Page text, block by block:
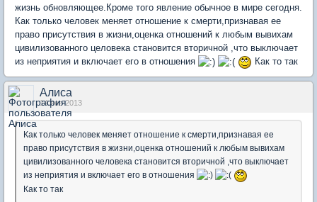
жизнь обновляющее.Кроме того явление обычное в мире сегодня.
Как только человек меняет отношение к смерти,признавая ее
право присутствия в жизни,оценка отношений к любым вывихам
цивилизованного целовека становится вторичной ,что выключает
из неприятия и включает его в отношения
Как то так
Алиса
14 янв 2013
Как только человек меняет отношение к смерти,признавая ее
право присутствия в жизни,оценка отношений к любым вывихам
цивилизованного человека становится вторичной ,что выключает
из неприятия и включает его в отношения
Как то так